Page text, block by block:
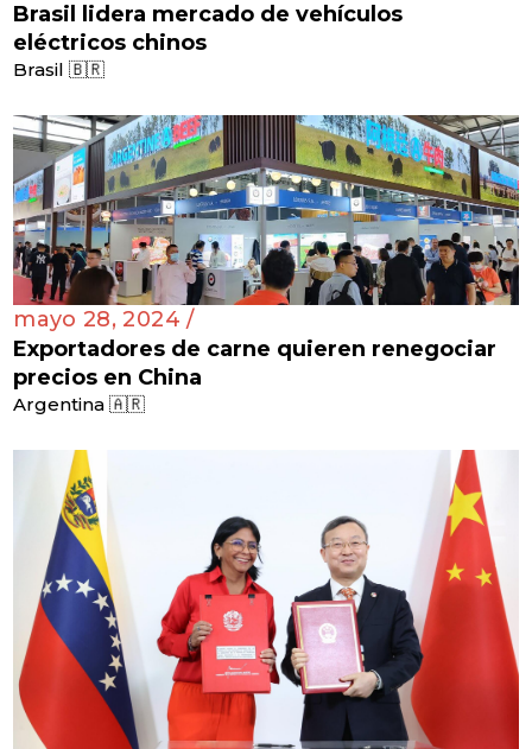
Brasil lidera mercado de vehículos
eléctricos chinos
Brasil 🇧🇷
mayo 28, 2024 /
Exportadores de carne quieren renegociar
precios en China
Argentina 🇦🇷